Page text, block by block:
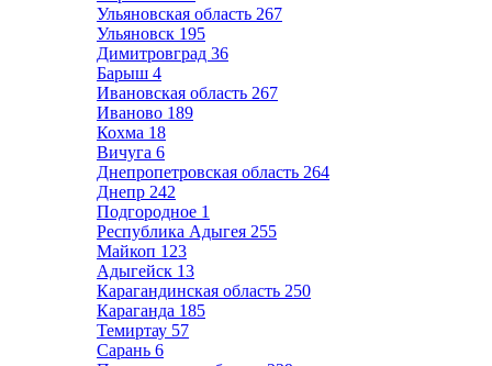
Ульяновская область 267
Ульяновск 195
Димитровград 36
Барыш 4
Ивановская область 267
Иваново 189
Кохма 18
Вичуга 6
Днепропетровская область 264
Днепр 242
Подгородное 1
Республика Адыгея 255
Майкоп 123
Адыгейск 13
Карагандинская область 250
Караганда 185
Темиртау 57
Сарань 6